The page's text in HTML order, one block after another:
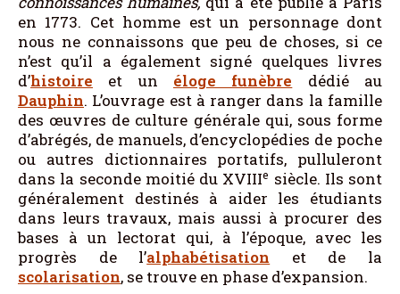
en 1773. Cet homme est un personnage dont
nous ne connaissons que peu de choses, si ce
n’est qu’il a également signé quelques livres
d’histoire et un éloge funèbre dédié au
Dauphin. L’ouvrage est à ranger dans la famille
des œuvres de culture générale qui, sous forme
d’abrégés, de manuels, d’encyclopédies de poche
ou autres dictionnaires portatifs, pulluleront
dans la seconde moitié du XVIIIe siècle. Ils sont
généralement destinés à aider les étudiants
dans leurs travaux, mais aussi à procurer des
bases à un lectorat qui, à l’époque, avec les
progrès de l’alphabétisation et de la
scolarisation, se trouve en phase d’expansion.